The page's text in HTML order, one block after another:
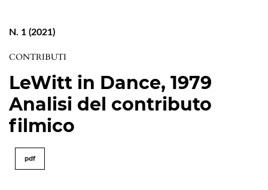
N. 1 (2021)
CONTRIBUTI
LeWitt in Dance, 1979
Analisi del contributo
filmico
pdf